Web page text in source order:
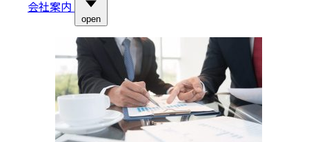
会社案内
open